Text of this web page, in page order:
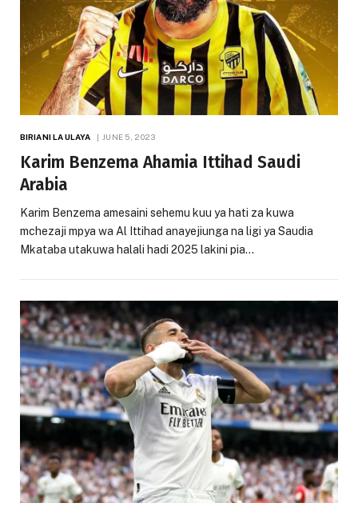
BIRIANI LA ULAYA JUNE 5, 2023
Karim Benzema Ahamia Ittihad Saudi
Arabia
Karim Benzema amesaini sehemu kuu ya hati za kuwa
mchezaji mpya wa Al Ittihad anayejiunga na ligi ya Saudia
Mkataba utakuwa halali hadi 2025 lakini pia…